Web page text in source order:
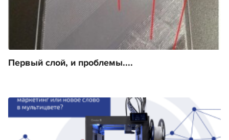
Первый слой, и проблемы....